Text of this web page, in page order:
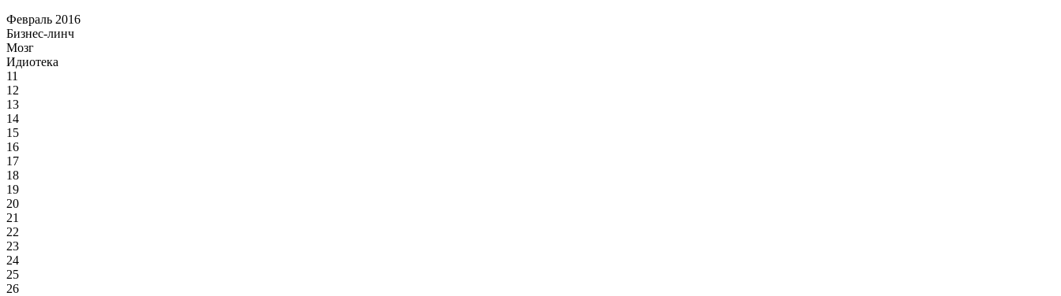
Февраль 2016
Бизнес-линч
Мозг
Идиотека
11
12
13
14
15
16
17
18
19
20
21
22
23
24
25
26